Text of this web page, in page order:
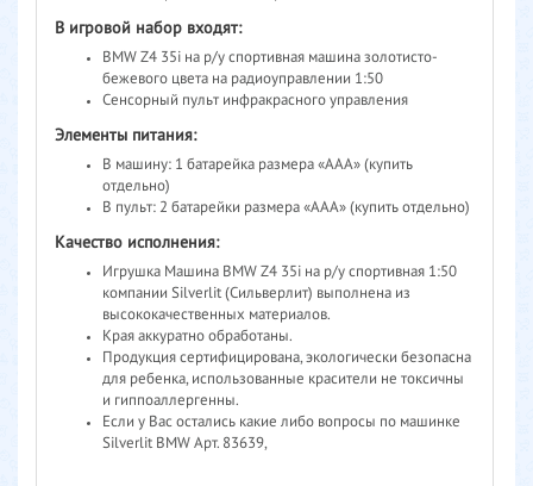
В игровой набор входят:
BMW Z4 35i на р/у спортивная машина золотисто-
бежевого цвета на радиоуправлении 1:50
Сенсорный пульт инфракрасного управления
Элементы питания:
В машину: 1 батарейка размера «ААА» (купить
отдельно)
В пульт: 2 батарейки размера «ААА» (купить отдельно)
Качество исполнения:
Игрушка Машина BMW Z4 35i на р/у спортивная 1:50
компании Silverlit (Сильверлит) выполнена из
высококачественных материалов.
Края аккуратно обработаны.
Продукция сертифицирована, экологически безопасна
для ребенка, использованные красители не токсичны
и гиппоаллергенны.
Если у Вас остались какие либо вопросы по машинке
Silverlit BMW Арт. 83639,